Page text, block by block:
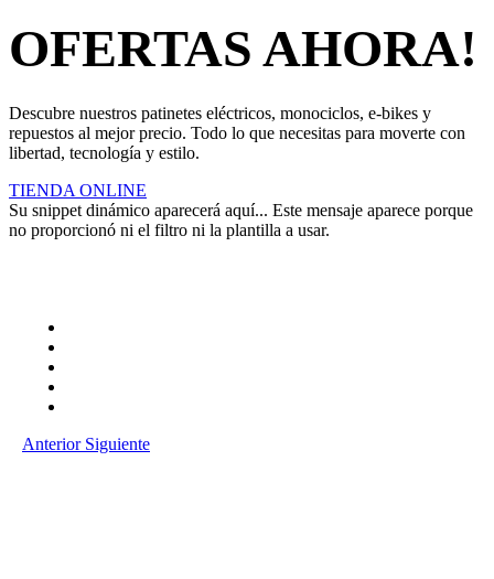
OFERTAS AHORA!
Descubre nuestros patinetes eléctricos, monociclos, e-bikes y
repuestos al mejor precio. Todo lo que necesitas para moverte con
libertad, tecnología y estilo.
TIENDA ONLINE
Su snippet dinámico aparecerá aquí... Este mensaje aparece porque
no proporcionó ni el filtro ni la plantilla a usar.
Anterior Siguiente